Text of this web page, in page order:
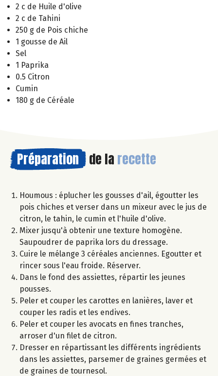
2 c de Huile d'olive
2 c de Tahini
250 g de Pois chiche
1 gousse de Ail
Sel
1 Paprika
0.5 Citron
Cumin
180 g de Céréale
Préparation de la recette
Houmous : éplucher les gousses d'ail, égoutter les
pois chiches et verser dans un mixeur avec le jus de
citron, le tahin, le cumin et l'huile d'olive.
Mixer jusqu'à obtenir une texture homogène.
Saupoudrer de paprika lors du dressage.
Cuire le mélange 3 céréales anciennes. Egoutter et
rincer sous l'eau froide. Réserver.
Dans le fond des assiettes, répartir les jeunes
pousses.
Peler et couper les carottes en lanières, laver et
couper les radis et les endives.
Peler et couper les avocats en fines tranches,
arroser d'un filet de citron.
Dresser en répartissant les différents ingrédients
dans les assiettes, parsemer de graines germées et
de graines de tournesol.